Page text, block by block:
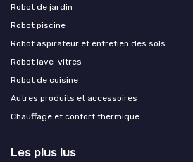
Robot de jardin
Robot piscine
Robot aspirateur et entretien des sols
Robot lave-vitres
Robot de cuisine
Autres produits et accessoires
Chauffage et confort thermique
Les plus lus